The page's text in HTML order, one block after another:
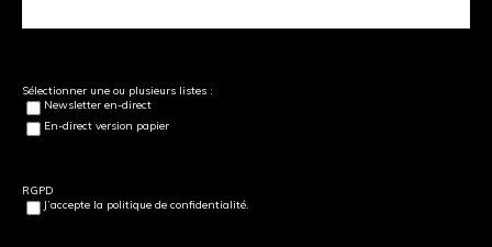
Sélectionner une ou plusieurs listes :
Newsletter en-direct
En-direct version papier
RGPD
J’accepte la politique de confidentialité.